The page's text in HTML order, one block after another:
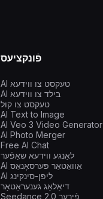
פֿונקציעס
AI טעקסט צו ווידעא
AI בילד צו ווידעא
טעקסט צו קול
AI Text to Image
AI Veo 3 Video Generator
AI Photo Merger
Free AI Chat
לאַנגע ווידעא שאַפֿער
AI אַוואַטאַר פּערסאָנאַס
AI ליפּן-סינקינג
דיאַלאָג גענעראַטאָר
Seedance 2.0 פֿירער